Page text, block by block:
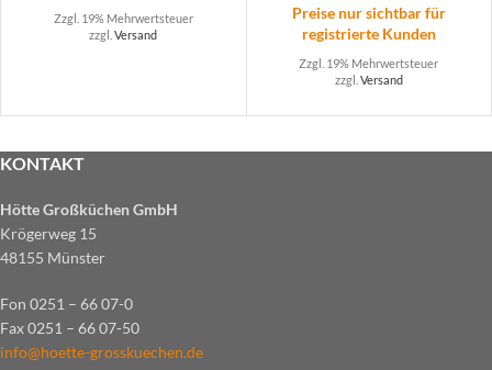
Zzgl. 19% Mehrwertsteuer
zzgl.Versand
Preise nur sichtbar für
registrierte Kunden
Zzgl. 19% Mehrwertsteuer
zzgl. Versand
KONTAKT
Hötte Großküchen GmbH
Krögerweg 15
48155 Münster
Fon 0251 – 66 07-0
Fax 0251 – 66 07-50
info@hoette-grosskuechen.de